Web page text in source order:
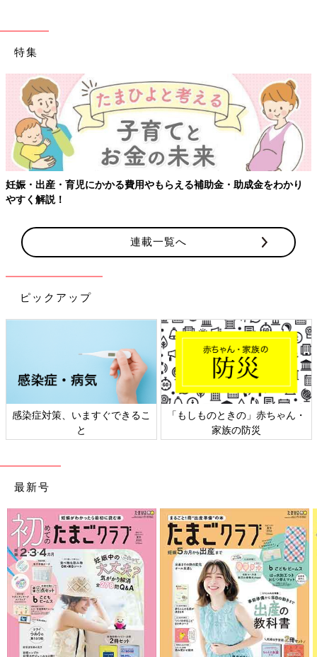
特集
妊娠・出産・育児にかかる費用やもらえる補助金・助成金をわかり
やすく解説！
連載一覧へ
ピックアップ
感染症対策、いますぐできるこ
と
「もしものときの」赤ちゃん・
家族の防災
最新号